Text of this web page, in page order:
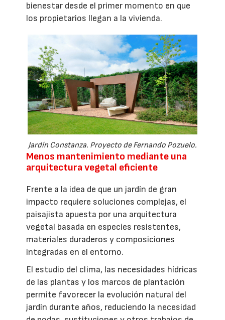
bienestar desde el primer momento en que
los propietarios llegan a la vivienda.
Jardín Constanza. Proyecto de Fernando Pozuelo.
Menos mantenimiento mediante una
arquitectura vegetal eficiente
Frente a la idea de que un jardín de gran
impacto requiere soluciones complejas, el
paisajista apuesta por una arquitectura
vegetal basada en especies resistentes,
materiales duraderos y composiciones
integradas en el entorno.
El estudio del clima, las necesidades hídricas
de las plantas y los marcos de plantación
permite favorecer la evolución natural del
jardín durante años, reduciendo la necesidad